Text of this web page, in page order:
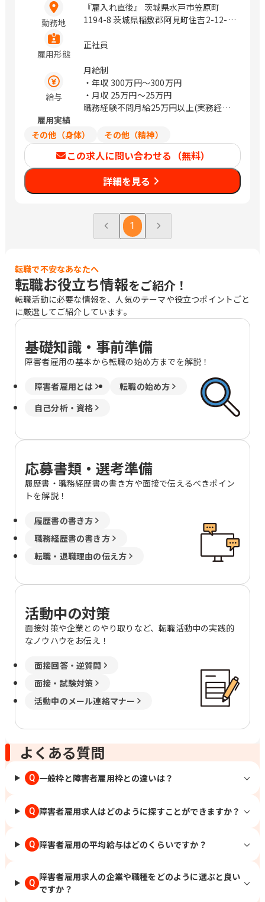
勤務地
『雇入れ直後』 茨城県水戸市笠原町
1194-8 茨城県稲敷郡阿見町住吉2-12-
宇都宮市長岡町横堀797 群馬県伊勢崎市
深谷市国済寺町26-6 埼玉県さいたま市
見沼区大字丸ヶ崎995 埼玉県さいたま市
緑区三室1215-1 埼玉県さいたま市北区
日進町1-456-1 埼玉県さいたま市桜区町
合2-3-1 埼玉県春日部市永沼向通1861-1
埼玉県草加市北谷1-27-21 埼玉県川越市
山田1652-1 埼玉県川越市中台南2-10-1
千葉県千葉市中央区川崎町1-34 GLOBO
千葉県柏市若柴2-1 千葉県成田市美郷台
1-19-1 東京都大田区大森東3-28-1 東京
田給3-1-1 東京都小平市花小金井3-18-2
東京都昭島市武蔵野2-9-3 1F 東京都八
野市尾尻878 神奈川県茅ヶ崎市本村2-1-
11 / 水戸、荒川沖、鶴田、宇都宮、新伊
勢崎、吹上、深谷、東大宮、北浦和、日
進、西浦和、北与野、藤の牛島、本川
越、南大塚、蘇我、柏の葉キャンパス、
井、昭島、京王堀之内、南町田グランベ
リーパーク、本厚木、秦野、北茅ケ崎
雇用形態
正社員
給与
月給制
・年収 300万円〜300万円
・月収 25万円〜25万円
職務経験不問月給25万円以上(実務経験
雇用実績
その他（身体）
その他（精神）
この求人に問い合わせる（無料）
詳細を見る
1
転職で不安なあなたへ
転職お役立ち情報をご紹介！
転職活動に必要な情報を、人気のテーマや役立つポイントごと
に厳選してご紹介しています。
基礎知識・事前準備
障害者雇用の基本から転職の始め方までを解説！
障害者雇用とは
転職の始め方
自己分析・資格
応募書類・選考準備
履歴書・職務経歴書の書き方や面接で伝えるべきポイン
トを解説！
履歴書の書き方
職務経歴書の書き方
転職・退職理由の伝え方
活動中の対策
面接対策や企業とのやり取りなど、転職活動中の実践的
なノウハウをお伝え！
面接回答・逆質問
面接・試験対策
活動中のメール連絡マナー
よくある質問
Q 一般枠と障害者雇用枠との違いは？
Q 障害者雇用求人はどのように探すことができますか？
Q 障害者雇用の平均給与はどのくらいですか？
Q
障害者雇用求人の企業や職種をどのように選ぶと良い
ですか？